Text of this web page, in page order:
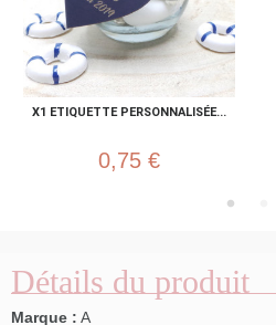
X1 ETIQUETTE PERSONNALISÉE...
0,75 €
Détails du produit
Marque : A